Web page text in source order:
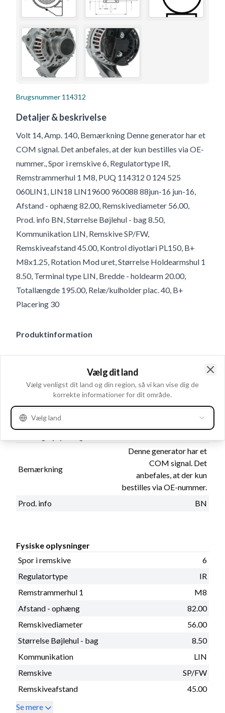
Brugsnummer 114312
Detaljer & beskrivelse
Volt 14, Amp. 140, Bemærkning Denne generator har et
COM signal. Det anbefales, at der kun bestilles via OE-
nummer., Spor i remskive 6, Regulatortype IR,
Remstrammerhul 1 M8, PUQ 114312 0 124 525
060LIN1, LIN18 LIN19600 960088 88jun-16 jun-16,
Afstand - ophæng 82.00, Remskivediameter 56.00,
Prod. info BN, Størrelse Bøjlehul - bag 8.50,
Kommunikation LIN, Remskive SP/FW,
Remskiveafstand 45.00, Kontrol diyotlari PL150, B+
M8x1.25, Rotation Mod uret, Størrelse Holdearmshul 1
8.50, Terminal type LIN, Bredde - holdearm 20.00,
Totallængde 195.00, Relæ/kulholder plac. 40, B+
Placering 30
Produktinformation
Bemærkning
Denne generator har et
COM signal. Det
anbefales, at der kun
bestilles via OE-nummer.
Prod. info
BN
Fysiske oplysninger
Spor i remskive
6
Regulatortype
IR
Remstrammerhul 1
M8
Afstand - ophæng
82.00
Remskivediameter
56.00
Størrelse Bøjlehul - bag
8.50
Kommunikation
LIN
Remskive
SP/FW
Remskiveafstand
45.00
Se mere
Vælg dit land
Vælg venligst dit land og din region, så vi kan vise dig de
korrekte informationer for dit område.
Vælg land